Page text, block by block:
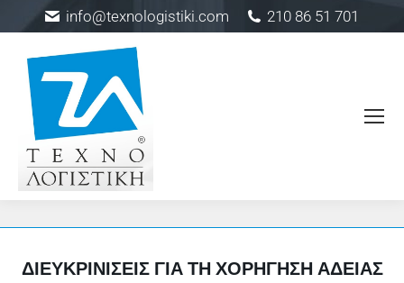
info@texnologistiki.com 210 86 51 701
ΔΙΕΥΚΡΙΝΊΣΕΙΣ ΓΙΑ ΤΗ ΧΟΡΉΓΗΣΗ ΆΔΕΙΑΣ